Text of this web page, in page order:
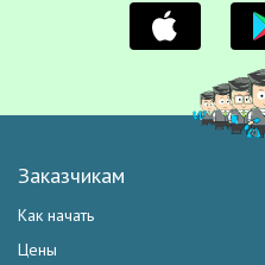
Заказчикам
Как начать
Цены